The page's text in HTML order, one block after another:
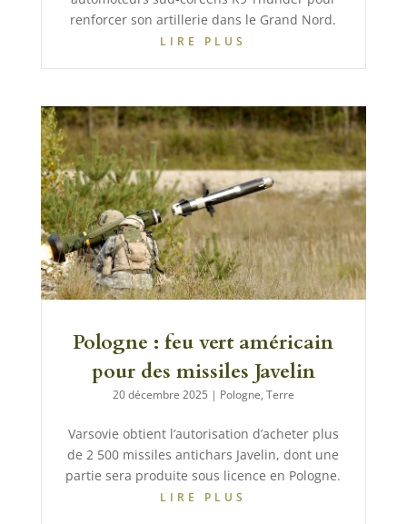
renforcer son artillerie dans le Grand Nord.
LIRE PLUS
Pologne : feu vert américain
pour des missiles Javelin
20 décembre 2025 | Pologne, Terre
Varsovie obtient l’autorisation d’acheter plus
de 2 500 missiles antichars Javelin, dont une
partie sera produite sous licence en Pologne.
LIRE PLUS